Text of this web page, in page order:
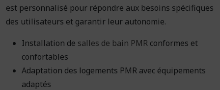
est personnalisé pour répondre aux besoins spécifiques
des utilisateurs et garantir leur autonomie.
Installation de salles de bain PMR conformes et
confortables
Adaptation des logements PMR avec équipements
adaptés